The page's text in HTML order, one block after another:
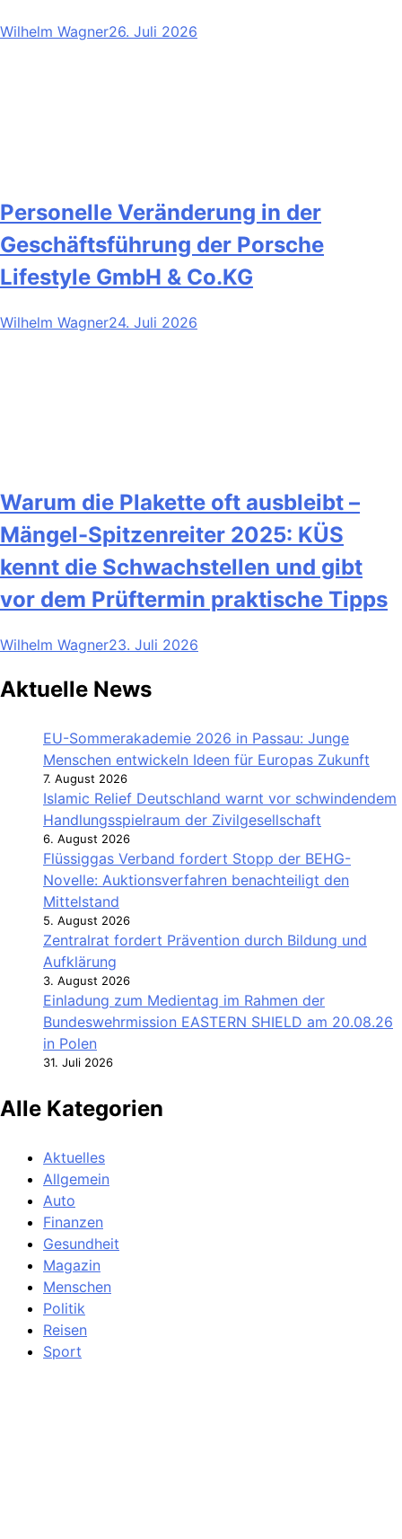
Wilhelm Wagner26. Juli 2026
Personelle Veränderung in der
Geschäftsführung der Porsche
Lifestyle GmbH & Co.KG
Wilhelm Wagner24. Juli 2026
Warum die Plakette oft ausbleibt –
Mängel-Spitzenreiter 2025: KÜS
kennt die Schwachstellen und gibt
vor dem Prüftermin praktische Tipps
Wilhelm Wagner23. Juli 2026
Aktuelle News
EU-Sommerakademie 2026 in Passau: Junge
Menschen entwickeln Ideen für Europas Zukunft
7. August 2026
Islamic Relief Deutschland warnt vor schwindendem
Handlungsspielraum der Zivilgesellschaft
6. August 2026
Flüssiggas Verband fordert Stopp der BEHG-
Novelle: Auktionsverfahren benachteiligt den
Mittelstand
5. August 2026
Zentralrat fordert Prävention durch Bildung und
Aufklärung
3. August 2026
Einladung zum Medientag im Rahmen der
Bundeswehrmission EASTERN SHIELD am 20.08.26
in Polen
31. Juli 2026
Alle Kategorien
Aktuelles
Allgemein
Auto
Finanzen
Gesundheit
Magazin
Menschen
Politik
Reisen
Sport